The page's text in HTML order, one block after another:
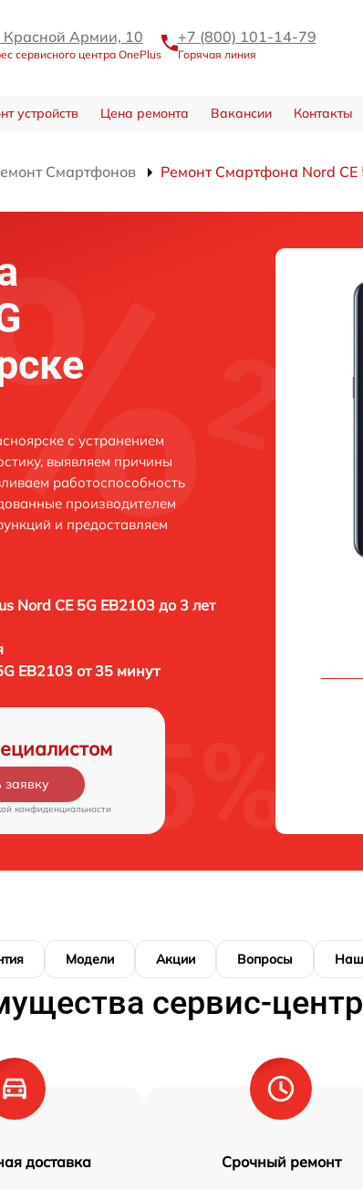
Красной Армии, 10
сервисного центра OnePlus
+7 (800) 101-14-79
Горячая линия
устройств Цена ремонта Вакансии Контакты
Смартфонов Ремонт Смартфона Nord CE
с устранением
выявляем причины
работоспособность
производителем
и предоставляем
Nord CE 5G EB2103 до 3 лет
EB2103 от 35 минут
заявку
конфиденциальности
Модели Акции Вопросы
сервис-
доставка Срочный ремонт